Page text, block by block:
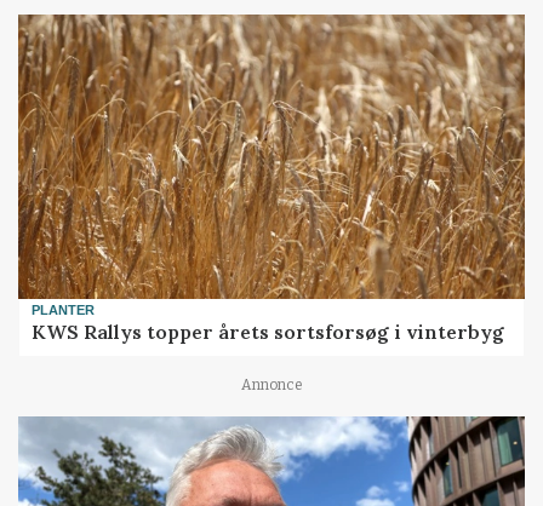
PLANTER
KWS Rallys topper årets sortsforsøg i vinterbyg
Annonce